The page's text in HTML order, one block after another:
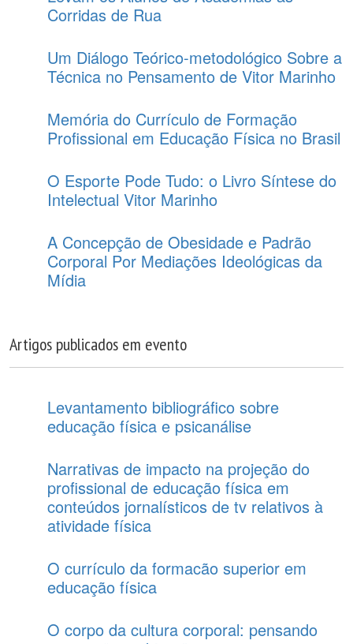
Corridas de Rua
Um Diálogo Teórico-metodológico Sobre a
Técnica no Pensamento de Vitor Marinho
Memória do Currículo de Formação
Profissional em Educação Física no Brasil
O Esporte Pode Tudo: o Livro Síntese do
Intelectual Vitor Marinho
A Concepção de Obesidade e Padrão
Corporal Por Mediações Ideológicas da
Mídia
Artigos publicados em evento
Levantamento bibliográfico sobre
educação física e psicanálise
Narrativas de impacto na projeção do
profissional de educação física em
conteúdos jornalísticos de tv relativos à
atividade física
O currículo da formacão superior em
educação física
O corpo da cultura corporal: pensando